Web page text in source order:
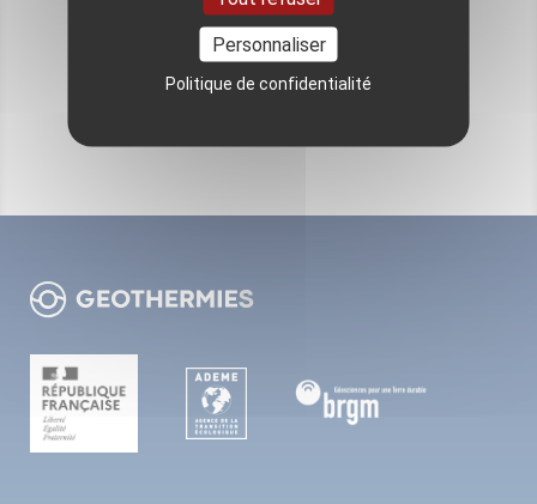
Pour aller plus loin
VOIR TOUS LES ÉVÉNEMENTS
Personnaliser
Politique de confidentialité